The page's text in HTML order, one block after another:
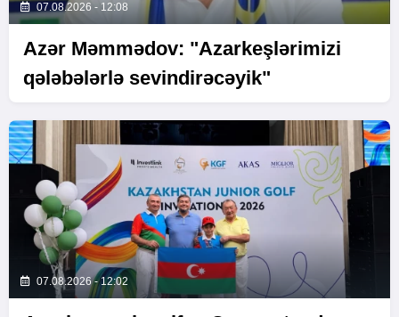
07.08.2026 - 12:08
Azər Məmmədov: "Azarkeşlərimizi
qələbələrlə sevindirəcəyik"
07.08.2026 - 12:02